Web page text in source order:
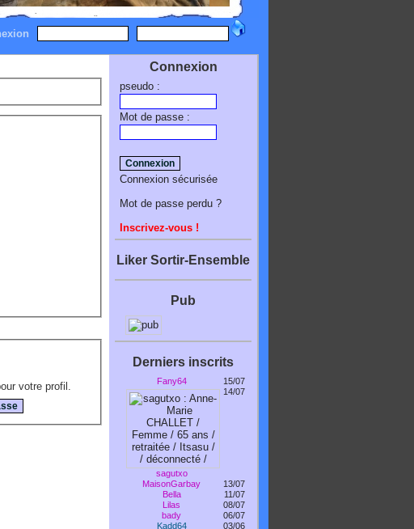
votre profil.
Connexion
pseudo :
Mot de passe :
Connexion sécurisée
Mot de passe perdu ?
Inscrivez-vous !
Liker Sortir-Ensemble
Pub
Derniers inscrits
Fany64 15/07
sagutxo
14/07
MaisonGarbay
13/07
Bella
11/07
Lilas
08/07
bady
06/07
Kadd64
03/06